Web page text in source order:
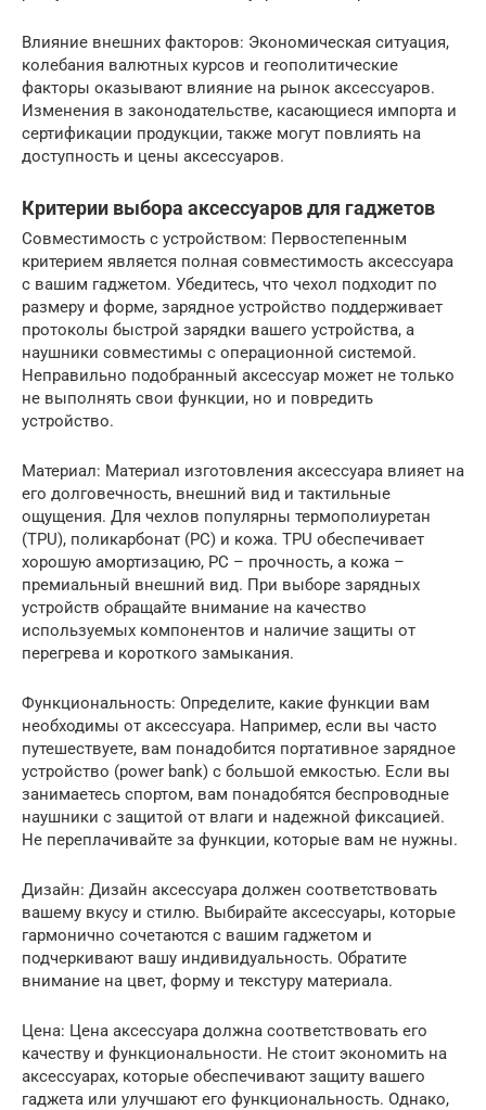
Влияние внешних факторов: Экономическая ситуация,
колебания валютных курсов и геополитические
факторы оказывают влияние на рынок аксессуаров.
Изменения в законодательстве, касающиеся импорта и
сертификации продукции, также могут повлиять на
доступность и цены аксессуаров.
Критерии выбора аксессуаров для гаджетов
Совместимость с устройством: Первостепенным
критерием является полная совместимость аксессуара
с вашим гаджетом. Убедитесь, что чехол подходит по
размеру и форме, зарядное устройство поддерживает
протоколы быстрой зарядки вашего устройства, а
наушники совместимы с операционной системой.
Неправильно подобранный аксессуар может не только
не выполнять свои функции, но и повредить
устройство.
Материал: Материал изготовления аксессуара влияет на
его долговечность, внешний вид и тактильные
ощущения. Для чехлов популярны термополиуретан
(TPU), поликарбонат (PC) и кожа. TPU обеспечивает
хорошую амортизацию, PC – прочность, а кожа –
премиальный внешний вид. При выборе зарядных
устройств обращайте внимание на качество
используемых компонентов и наличие защиты от
перегрева и короткого замыкания.
Функциональность: Определите, какие функции вам
необходимы от аксессуара. Например, если вы часто
путешествуете, вам понадобится портативное зарядное
устройство (power bank) с большой емкостью. Если вы
занимаетесь спортом, вам понадобятся беспроводные
наушники с защитой от влаги и надежной фиксацией.
Не переплачивайте за функции, которые вам не нужны.
Дизайн: Дизайн аксессуара должен соответствовать
вашему вкусу и стилю. Выбирайте аксессуары, которые
гармонично сочетаются с вашим гаджетом и
подчеркивают вашу индивидуальность. Обратите
внимание на цвет, форму и текстуру материала.
Цена: Цена аксессуара должна соответствовать его
качеству и функциональности. Не стоит экономить на
аксессуарах, которые обеспечивают защиту вашего
гаджета или улучшают его функциональность. Однако,